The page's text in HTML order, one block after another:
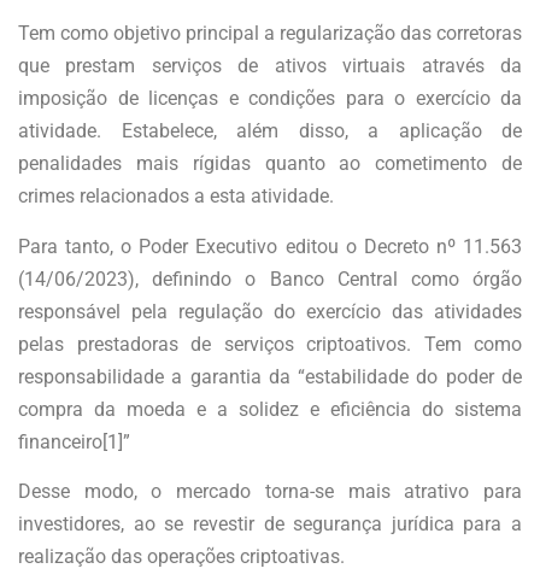
Tem como objetivo principal a regularização das corretoras
que prestam serviços de ativos virtuais através da
imposição de licenças e condições para o exercício da
atividade. Estabelece, além disso, a aplicação de
penalidades mais rígidas quanto ao cometimento de
crimes relacionados a esta atividade.
Para tanto, o Poder Executivo editou o Decreto nº 11.563
(14/06/2023), definindo o Banco Central como órgão
responsável pela regulação do exercício das atividades
pelas prestadoras de serviços criptoativos. Tem como
responsabilidade a garantia da “estabilidade do poder de
compra da moeda e a solidez e eficiência do sistema
financeiro[1]”
Desse modo, o mercado torna-se mais atrativo para
investidores, ao se revestir de segurança jurídica para a
realização das operações criptoativas.